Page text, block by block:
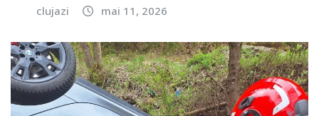
clujazi mai 11, 2026